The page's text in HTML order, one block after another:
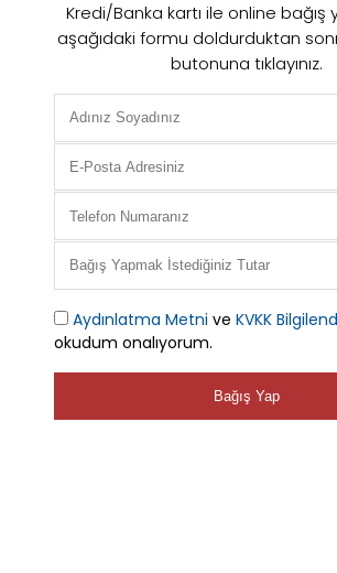
Kredi/Banka kartı ile online bağış
aşağıdaki formu doldurduktan
butonuna tıklayınız.
Aydınlatma Metni ve KVKK
okudum onalıyorum.